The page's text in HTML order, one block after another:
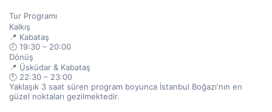
Tur Programı
Kalkış
📍 Kabataş
🕗 19:30 – 20:00
Dönüş
📍 Üsküdar & Kabataş
🕚 22:30 – 23:00
Yaklaşık 3 saat süren program boyunca İstanbul Boğazı'nın en
güzel noktaları gezilmektedir.